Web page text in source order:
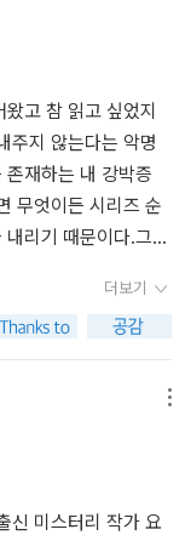
고려하지 않고 자
유권을 나눠줬어요.
지 않았으니까
와 사랑에 빠지게 된
나 없이 시간만 흘려
도중 오토가 실제
드류 마저 오토의 집
마약장수 에반스가
다. 앤드류가 죽기 전
듣지 않았다는 것.
연인을 잃을 운명에
난입하여 목사와
령이 당선 된 것으
했던 것과는 달리 미
은 백인 우월주의
한 분노를 표방한 작
든 것을 빼앗겨 본
그 의미를 스포일
달랐다. 우리네 역
때문에 타국의 역
'도둑맞은 시대'라는
인문학 책에서도 본
끼면서 나는 소설을
큼 그 내용에 대해
정짓고 혼혈아들을
배송했던 반 인류
와 생이별을 해서 백
처럼 생겼다고 해서
자신의 미래를 도둑
하면서 나라의 문제
흑인, 애버리진'이라
는데 애버리진이 바
고 참 읽고 싶었지
주지 않는다는 악명
재하는 내 강박증
무엇이든 시리즈 순
리기 때문이다.그렇
에 젖어 두근두근.
은 먹고 들어갔다.
이 아닐 정도로 주인
리 30, 나머지 20
로라도 읽다가 소
야 아무래도 상관없
안 읽어봐서 잘 모
고였다.내가 느끼기
더보기
신 미스터리 작가 요